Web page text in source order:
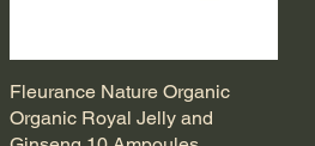
Podgląd
Fleurance Nature Organic
Organic Royal Jelly and